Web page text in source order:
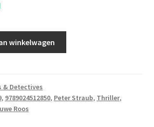
winkelwagen
& Detectives
, 9789024512850, Peter Straub, Thriller,
Roos